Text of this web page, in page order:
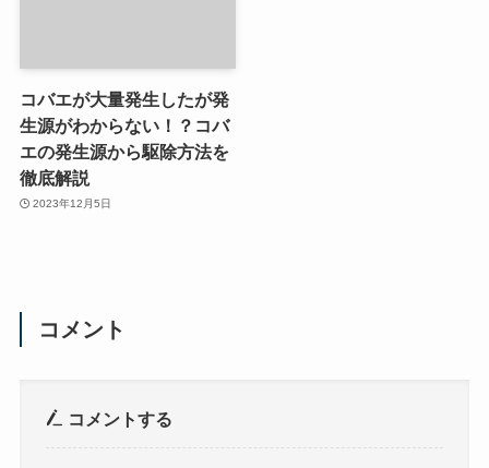
コバエが大量発生したが発
生源がわからない！？コバ
エの発生源から駆除方法を
徹底解説
2023年12月5日
コメント
コメントする